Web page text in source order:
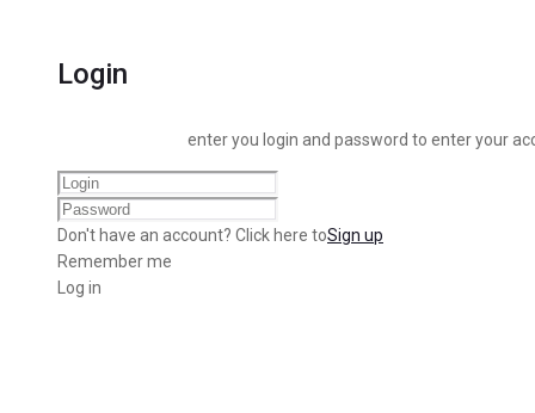
Login
enter you login and password to enter your
Don't have an account? Click here toSign up
Remember me
Log in